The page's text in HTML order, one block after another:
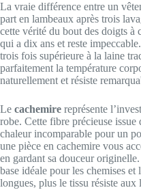
La vraie différence entre un
part en lambeaux après trois
cette vérité du bout des doigts
qui a dix ans et reste
trois fois supérieure à la laine
parfaitement la température
naturellement et résiste
Le cachemire représente
robe. Cette fibre précieuse issue
chaleur incomparable pour un
une pièce en cachemire vous
en gardant sa douceur
base idéale pour les chemises
longues, plus le tissu résiste aux